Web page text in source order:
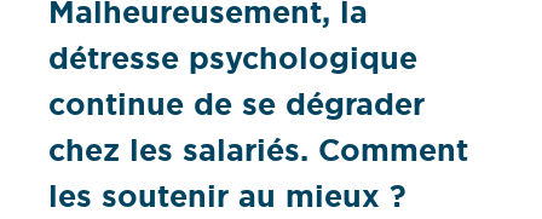
Malheureusement, la
détresse psychologique
continue de se dégrader
chez les salariés. Comment
les soutenir au mieux ?